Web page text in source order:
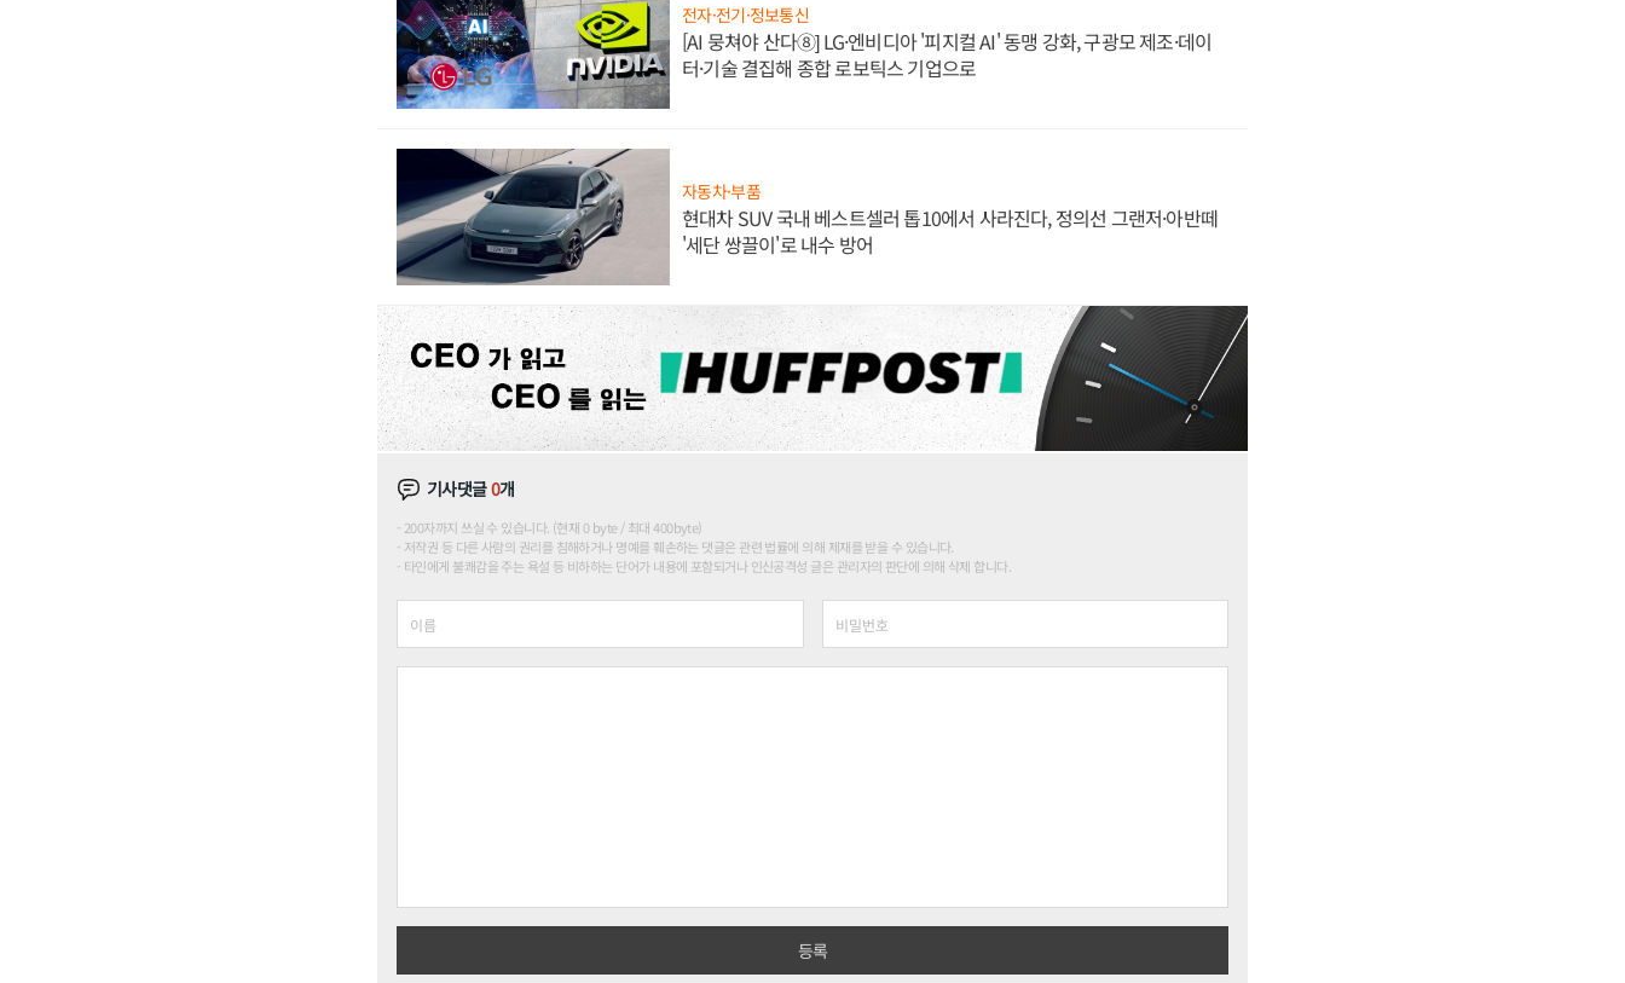
전자·전기·정보통신
[AI 뭉쳐야 산다⑧] LG·엔비디아 '피지컬 AI' 동맹 강화, 구광모 제조·데이
터·기술 결집해 종합 로보틱스 기업으로
자동차·부품
현대차 SUV 국내 베스트셀러 톱10에서 사라진다, 정의선 그랜저·아반떼
'세단 쌍끌이'로 내수 방어
기사댓글0개
200자까지 쓰실 수 있습니다. (현재 0 byte / 최대 400byte)
저작권 등 다른 사람의 권리를 침해하거나 명예를 훼손하는 댓글은 관련 법률에 의해 제재를 받을 수 있습니다.
타인에게 불쾌감을 주는 욕설 등 비하하는 단어가 내용에 포함되거나 인신공격성 글은 관리자의 판단에 의해 삭제 합니다.